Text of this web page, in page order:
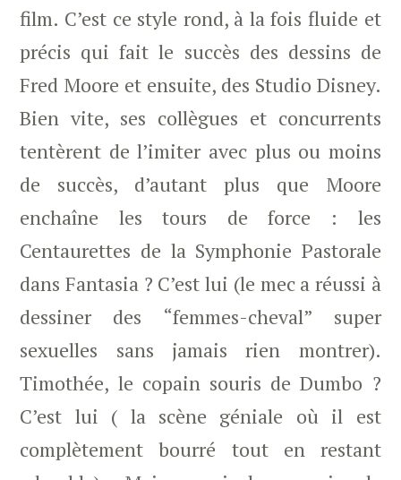
film. C’est ce style rond, à la fois fluide et
précis qui fait le succès des dessins de
Fred Moore et ensuite, des Studio Disney.
Bien vite, ses collègues et concurrents
tentèrent de l’imiter avec plus ou moins
de succès, d’autant plus que Moore
enchaîne les tours de force : les
Centaurettes de la Symphonie Pastorale
dans Fantasia ? C’est lui (le mec a réussi à
dessiner des “femmes-cheval” super
sexuelles sans jamais rien montrer).
Timothée, le copain souris de Dumbo ?
C’est lui ( la scène géniale où il est
complètement bourré tout en restant